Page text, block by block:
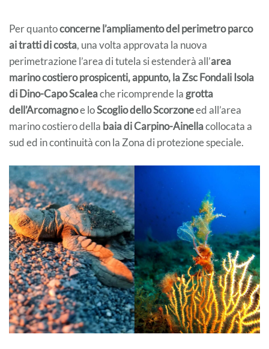
Per quantoconcerne l’ampliamento del perimetro parco
ai tratti di costa, una volta approvata la nuova
perimetrazione l’area di tutela si estenderà all’area
marino costiero prospicenti, appunto, la Zsc Fondali Isola
di Dino-Capo Scaleache ricomprende la grotta
dell’Arcomagnoe loScoglio dello Scorzoneed all’area
marino costiero della baia di Carpino-Ainellacollocata a
sud ed in continuità con la Zona di protezione speciale.